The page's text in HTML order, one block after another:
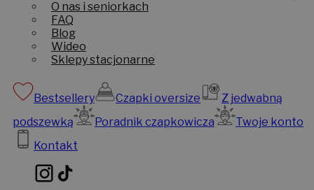
O nas i seniorkach
FAQ
Blog
Wideo
Sklepy stacjonarne
Bestsellery Czapki oversize
Z jedwabną
podszewką
Poradnik czapkowicza
Twoje konto
Kontakt